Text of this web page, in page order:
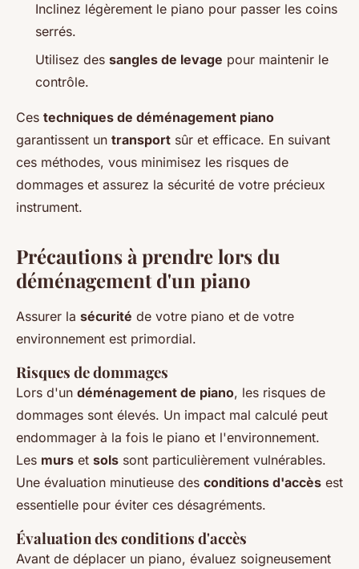
Inclinez légèrement le piano pour passer les coins
serrés.
Utilisez des sangles de levage pour maintenir le
contrôle.
Ces techniques de déménagement piano
garantissent un transport sûr et efficace. En suivant
ces méthodes, vous minimisez les risques de
dommages et assurez la sécurité de votre précieux
instrument.
Précautions à prendre lors du
déménagement d'un piano
Assurer la sécurité de votre piano et de votre
environnement est primordial.
Risques de dommages
Lors d'un déménagement de piano, les risques de
dommages sont élevés. Un impact mal calculé peut
endommager à la fois le piano et l'environnement.
Les murs et sols sont particulièrement vulnérables.
Une évaluation minutieuse des conditions d'accès est
essentielle pour éviter ces désagréments.
Évaluation des conditions d'accès
Avant de déplacer un piano, évaluez soigneusement